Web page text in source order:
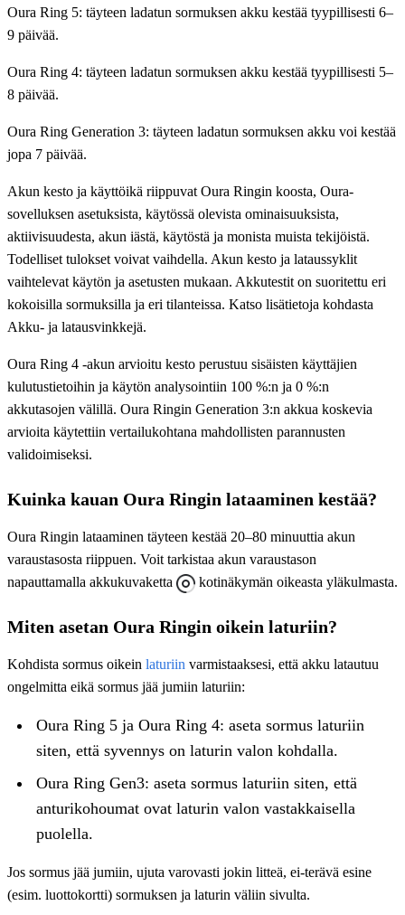
Oura Ring 5: täyteen ladatun sormuksen akku kestää tyypillisesti 6–
9 päivää.
Oura Ring 4: täyteen ladatun sormuksen akku kestää tyypillisesti 5–
8 päivää.
Oura Ring Generation 3: täyteen ladatun sormuksen akku voi kestää
jopa 7 päivää.
Akun kesto ja käyttöikä riippuvat Oura Ringin koosta, Oura-
sovelluksen asetuksista, käytössä olevista ominaisuuksista,
aktiivisuudesta, akun iästä, käytöstä ja monista muista tekijöistä.
Todelliset tulokset voivat vaihdella. Akun kesto ja lataussyklit
vaihtelevat käytön ja asetusten mukaan. Akkutestit on suoritettu eri
kokoisilla sormuksilla ja eri tilanteissa. Katso lisätietoja kohdasta
Akku- ja latausvinkkejä.
Oura Ring 4 -akun arvioitu kesto perustuu sisäisten käyttäjien
kulutustietoihin ja käytön analysointiin 100 %:n ja 0 %:n
akkutasojen välillä. Oura Ringin Generation 3:n akkua koskevia
arvioita käytettiin vertailukohtana mahdollisten parannusten
validoimiseksi.
Kuinka kauan Oura Ringin lataaminen kestää?
Oura Ringin lataaminen täyteen kestää 20–80 minuuttia akun
varaustasosta riippuen. Voit tarkistaa akun varaustason
napauttamalla akkukuvaketta
kotinäkymän oikeasta yläkulmasta.
Miten asetan Oura Ringin oikein laturiin?
Kohdista sormus oikein laturiin varmistaaksesi, että akku latautuu
ongelmitta eikä sormus jää jumiin laturiin:
Oura Ring 5 ja Oura Ring 4: aseta sormus laturiin
siten, että syvennys on laturin valon kohdalla.
Oura Ring Gen3: aseta sormus laturiin siten, että
anturikohoumat ovat laturin valon vastakkaisella
puolella.
Jos sormus jää jumiin, ujuta varovasti jokin litteä, ei-terävä esine
(esim. luottokortti) sormuksen ja laturin väliin sivulta.